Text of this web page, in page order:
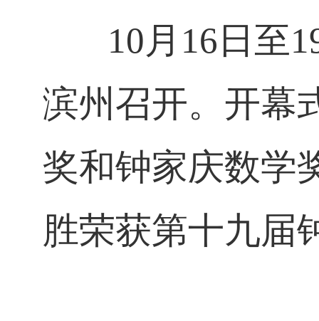
10月16日至19
滨州召开。开幕
奖和钟家庆数学
胜荣获第十九届